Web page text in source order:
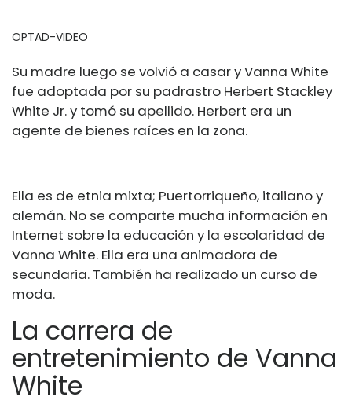
OPTAD-VIDEO
Su madre luego se volvió a casar y Vanna White
fue adoptada por su padrastro Herbert Stackley
White Jr. y tomó su apellido. Herbert era un
agente de bienes raíces en la zona.
Ella es de etnia mixta; Puertorriqueño, italiano y
alemán. No se comparte mucha información en
Internet sobre la educación y la escolaridad de
Vanna White. Ella era una animadora de
secundaria. También ha realizado un curso de
moda.
La carrera de
entretenimiento de Vanna
White